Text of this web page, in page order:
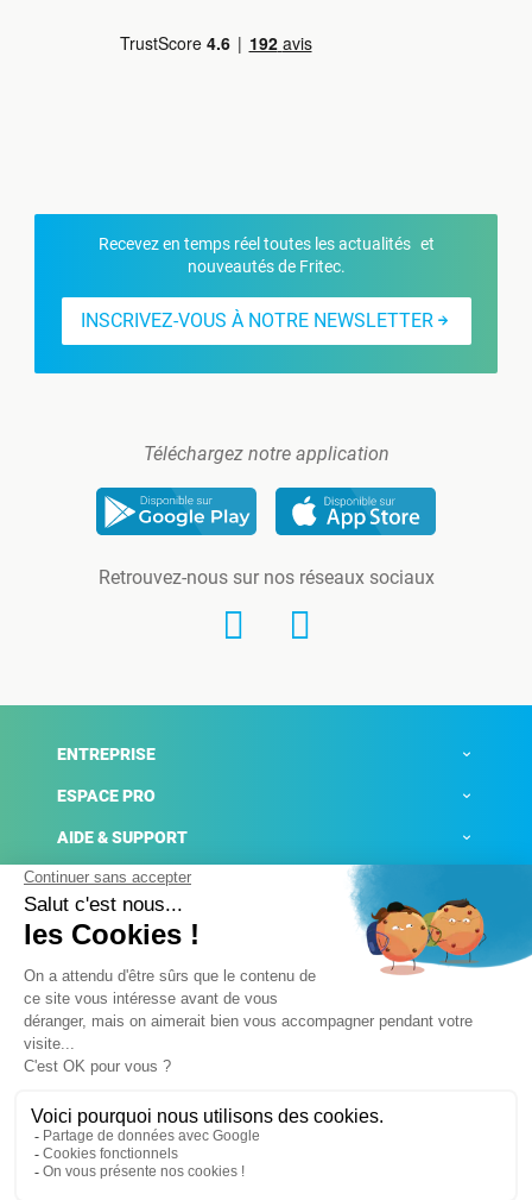
Recevez en temps réel toutes les actualités et
nouveautés de Fritec.
INSCRIVEZ-VOUS À NOTRE NEWSLETTER
Téléchargez notre application
Retrouvez-nous sur nos réseaux sociaux
ENTREPRISE
ESPACE PRO
AIDE & SUPPORT
ACTUALITÉS
Mentions légales
Conditions générales de ventes
Plateforme de signalement